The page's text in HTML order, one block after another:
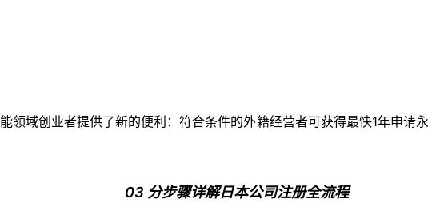
领域创业者提供了新的便利：符合条件的外籍经营者可获得最快1年申请
03 分步骤详解日本公司注册全流程